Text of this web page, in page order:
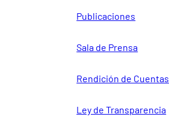
Publicaciones
Sala de Prensa
Rendición de Cuentas
Ley de Transparencia